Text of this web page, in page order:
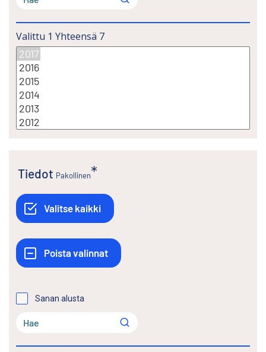
Valittu 1 Yhteensä 7
Tiedot Pakollinen
Sanan alusta